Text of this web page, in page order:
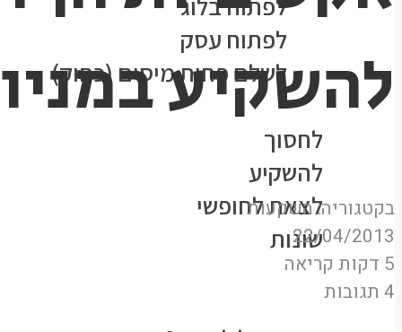
לפתוח בלוג
לפתוח עסק
לשלם פחות מיסים (כחוק)
נושאים
לחסוך
להשקיע
לצאת לחופשי
שונות
★הסולידית ממליצה★
המעבדה
להשקיע
בקטגוריה:השקעות
22/04/2013
5 דקות קריאה
4 תגובות